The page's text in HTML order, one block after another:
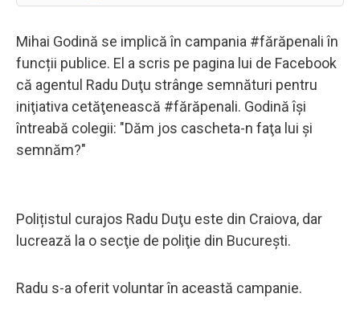
Mihai Godină se implică în campania #fărăpenali în
funcții publice. El a scris pe pagina lui de Facebook
că agentul Radu Duţu strânge semnături pentru
iniţiativa cetăţenească #fărăpenali. Godină își
întreabă colegii: "Dăm jos cascheta-n faţa lui şi
semnăm?"
Polițistul curajos Radu Duţu este din Craiova, dar
lucrează la o secţie de poliţie din Bucureşti.
Radu s-a oferit voluntar în această campanie.